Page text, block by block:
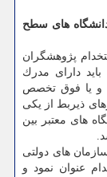
های سطح
پژوهشگران
دارای مدرك
و یا فوق تخصص
ذیربط از یكی
های معتبر بین
های دولتی
عنوان نمود و